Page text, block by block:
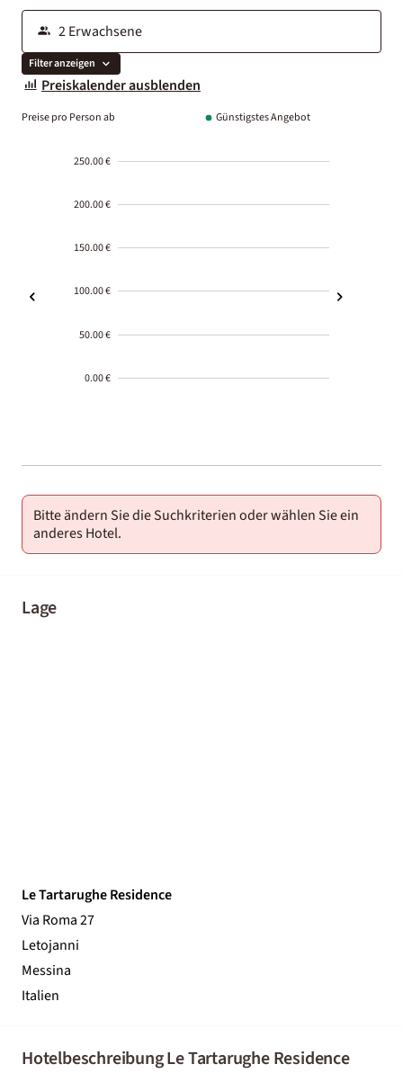
Filter anzeigen
Preiskalender ausblenden
Preise pro Person ab Günstigstes Angebot
250.00 €
200.00 €
150.00 €
100.00 €
50.00 €
0.00 €
01-02
Bitte ändern Sie die Suchkriterien oder wählen Sie ein
anderes Hotel.
Lage
Le Tartarughe Residence
Via Roma 27
Letojanni
Messina
Italien
Hotelbeschreibung Le Tartarughe Residence